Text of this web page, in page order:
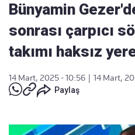
Bünyamin
sonrası çarpıcı
takımı haksız
14 Mart, 2025 - 10:56
14 Mart,
Paylaş